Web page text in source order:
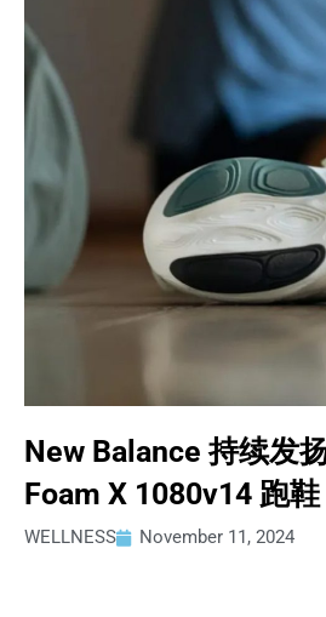
New Balance 持续发
Foam X 1080v14 跑
WELLNESS November 11, 2024